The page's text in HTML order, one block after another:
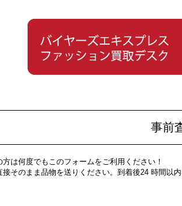
事前
は何度でもこのフォームをご利用ください！
そのまま品物を送りください。到着後24 時間以